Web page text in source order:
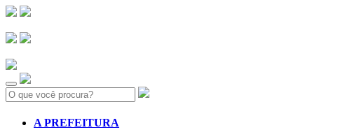
Search:
A PREFEITURA